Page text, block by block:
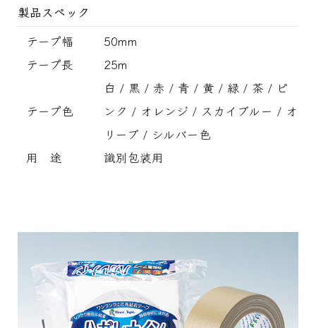
製品スペック
テープ幅
50mm
テープ長
25m
テープ色
白 / 黒 / 赤 / 青 / 黄 / 緑 / 茶 / ピ
ンク / オレンジ / スカイブルー / オ
リーブ / シルバー色
用 途
識別包装用